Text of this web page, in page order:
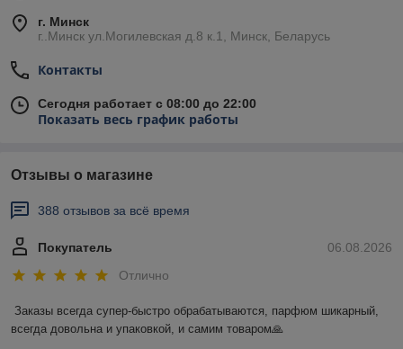
г. Минск
г..Минск ул.Могилевская д.8 к.1, Минск, Беларусь
Контакты
Сегодня работает с 08:00 до 22:00
Показать весь график работы
Отзывы о магазине
388 отзывов за всё время
06.08.2026
Покупатель
Отлично
Заказы всегда супер-быстро обрабатываются, парфюм шикарный,
всегда довольна и упаковкой, и самим товаром🙏